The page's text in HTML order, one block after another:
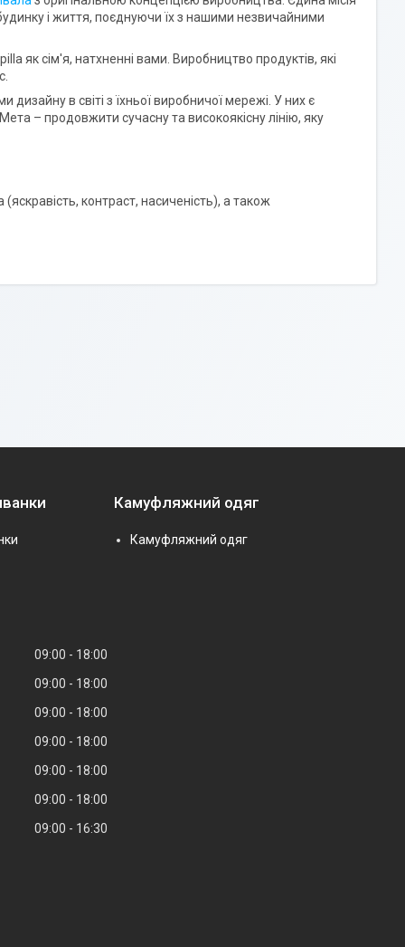
і життя, поєднуючи їх з нашими незвичайними
як сім'я, натхненні вами. Виробництво продуктів, які
дизайну в світі з їхньої виробничої мережі. У них є
– продовжити сучасну та високоякісну лінію, яку
(яскравість, контраст, насиченість), а також
Камуфляжний одяг
Камуфляжний одяг
09:00
18:00
09:00
18:00
09:00
18:00
09:00
18:00
09:00
18:00
09:00
18:00
09:00 16:30